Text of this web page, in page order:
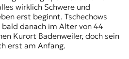
wirklich Schwere und
erst beginnt. Tschechows
danach im Alter von 44
Kurort Badenweiler, doch sein
erst am Anfang.